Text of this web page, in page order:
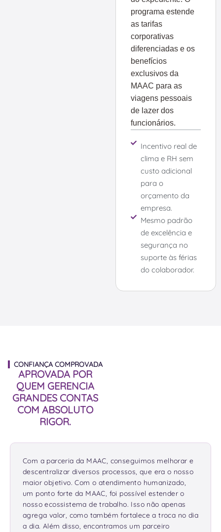
programa estende
as tarifas
corporativas
diferenciadas e os
benefícios
exclusivos da
MAAC para as
viagens pessoais
de lazer dos
funcionários.
Incentivo real de
clima e RH sem
custo adicional
para o
orçamento da
empresa.
Mesmo padrão
de excelência e
segurança no
suporte às férias
do colaborador.
CONFIANÇA COMPROVADA
APROVADA POR
QUEM GERENCIA
GRANDES CONTAS
COM ABSOLUTO
RIGOR.
Com a parceria da MAAC, conseguimos melhorar e
descentralizar diversos processos, que era o nosso
maior objetivo. Com o atendimento humanizado,
um ponto forte da MAAC, foi possível estender o
nosso ecossistema de trabalho. Isso não apenas
agrega valor, como também fortalece a troca no dia
a dia. Além disso, encontramos um parceiro